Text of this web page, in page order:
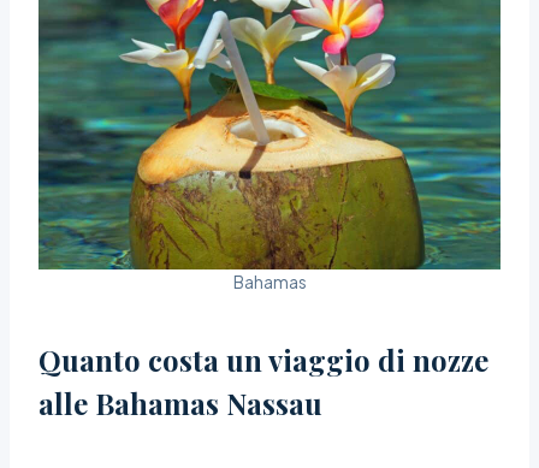
Bahamas
Quanto costa un viaggio di nozze
alle Bahamas Nassau